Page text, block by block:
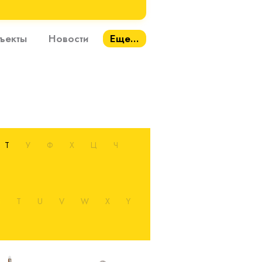
Новости Еще...
Т У Ф Х Ц
Ч
T U V W X
Y